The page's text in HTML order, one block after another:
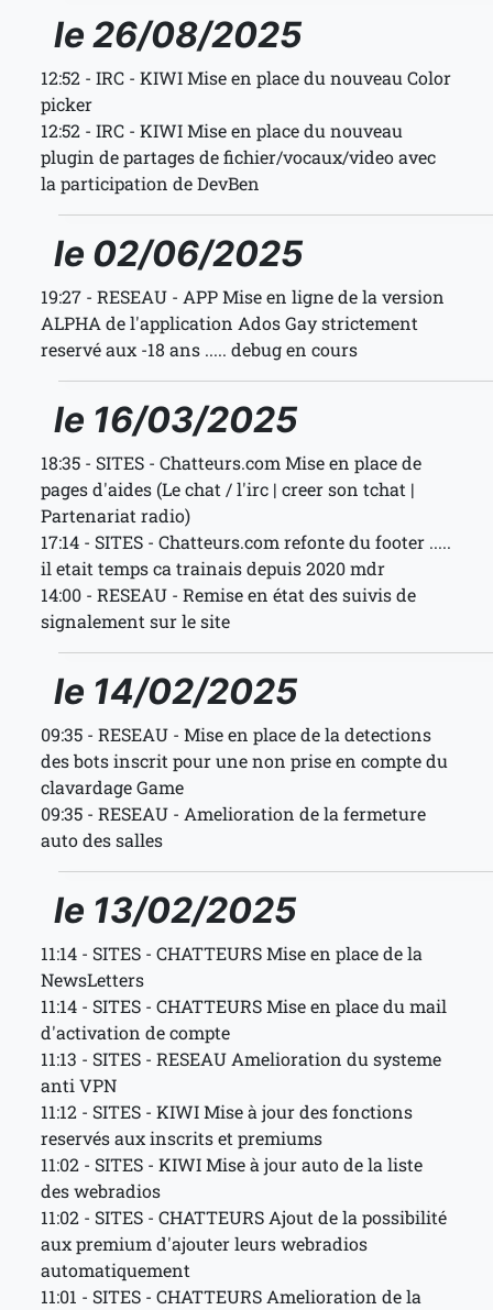
le 26/08/2025
12:52 - IRC - KIWI Mise en place du nouveau Color
picker
12:52 - IRC - KIWI Mise en place du nouveau
plugin de partages de fichier/vocaux/video avec
la participation de DevBen
le 02/06/2025
19:27 - RESEAU - APP Mise en ligne de la version
ALPHA de l'application Ados Gay strictement
reservé aux -18 ans ..... debug en cours
le 16/03/2025
18:35 - SITES - Chatteurs.com Mise en place de
pages d'aides (Le chat / l'irc | creer son tchat |
Partenariat radio)
17:14 - SITES - Chatteurs.com refonte du footer .....
il etait temps ca trainais depuis 2020 mdr
14:00 - RESEAU - Remise en état des suivis de
signalement sur le site
le 14/02/2025
09:35 - RESEAU - Mise en place de la detections
des bots inscrit pour une non prise en compte du
clavardage Game
09:35 - RESEAU - Amelioration de la fermeture
auto des salles
le 13/02/2025
11:14 - SITES - CHATTEURS Mise en place de la
NewsLetters
11:14 - SITES - CHATTEURS Mise en place du mail
d'activation de compte
11:13 - SITES - RESEAU Amelioration du systeme
anti VPN
11:12 - SITES - KIWI Mise à jour des fonctions
reservés aux inscrits et premiums
11:02 - SITES - KIWI Mise à jour auto de la liste
des webradios
11:02 - SITES - CHATTEURS Ajout de la possibilité
aux premium d'ajouter leurs webradios
automatiquement
11:01 - SITES - CHATTEURS Amelioration de la